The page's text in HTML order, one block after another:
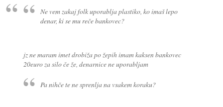
Ne vem zakaj folk uporablja plastiko, ko imaš lepo
denar, ki se mu reče bankovec?
jz ne maram imet drobiža po žepih imam kaksen bankovec
20euro za silo če že, denarnice ne uporabljam
Pa nihče te ne sprenlja na vsakem koraku?